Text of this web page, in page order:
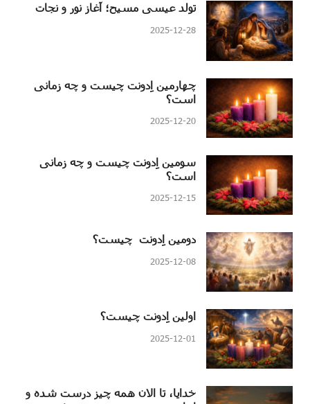
تولد عیسی مسیح؛ آغاز نور و نجات
2025-12-28
چهارمین اِدونت چیست و چه زمانی
است؟
2025-12-20
سومین اِدونت چیست و چه زمانی
است؟
2025-12-15
دومین اِدونت چیست؟
2025-12-08
اولین اِدونت چیست؟
2025-12-01
خدایا، تا الان همه چیز درست شده و